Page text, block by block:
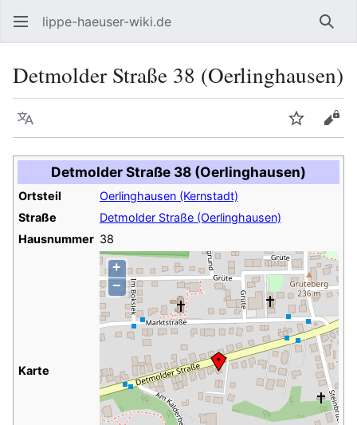
lippe-haeuser-wiki.de
Detmolder Straße 38 (Oerlinghausen)
Sprache
Detmolder Straße 38 (Oerlinghausen)
Ortsteil
Oerlinghausen (Kernstadt)
Straße
Detmolder Straße (Oerlinghausen)
Hausnummer 38
Karte
+
−